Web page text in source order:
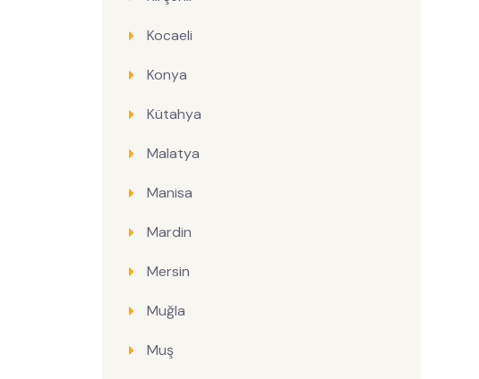
Kocaeli
Konya
Kütahya
Malatya
Manisa
Mardin
Mersin
Muğla
Muş